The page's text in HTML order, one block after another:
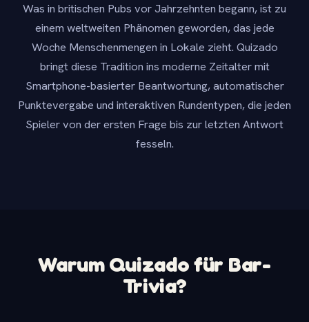
Was in britischen Pubs vor Jahrzehnten begann, ist zu
einem weltweiten Phänomen geworden, das jede
Woche Menschenmengen in Lokale zieht. Quizado
bringt diese Tradition ins moderne Zeitalter mit
Smartphone-basierter Beantwortung, automatischer
Punktevergabe und interaktiven Rundentypen, die jeden
Spieler von der ersten Frage bis zur letzten Antwort
fesseln.
Warum Quizado für Bar-
Trivia?